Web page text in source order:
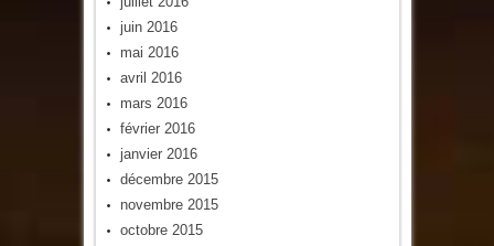
juin 2016
mai 2016
avril 2016
mars 2016
février 2016
janvier 2016
décembre 2015
novembre 2015
octobre 2015